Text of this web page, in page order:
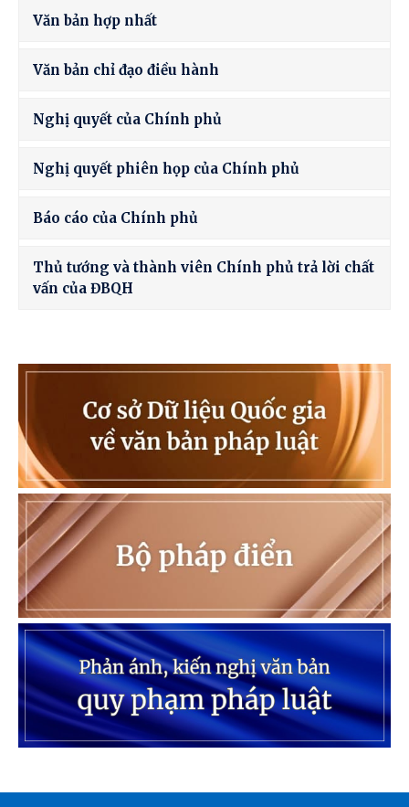
Văn bản hợp nhất
Văn bản chỉ đạo điều hành
Nghị quyết của Chính phủ
Nghị quyết phiên họp của Chính phủ
Báo cáo của Chính phủ
Thủ tướng và thành viên Chính phủ trả lời chất
vấn của ĐBQH